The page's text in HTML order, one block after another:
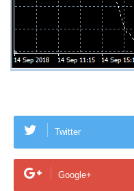
Twitter
Google+